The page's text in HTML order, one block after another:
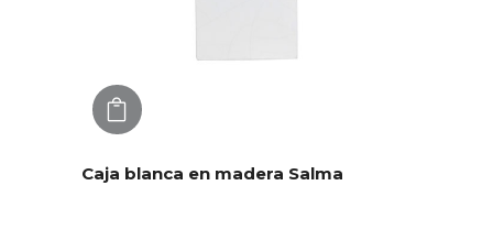
Caja blanca en madera Salma